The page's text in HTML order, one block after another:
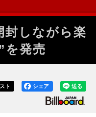
封しながら楽
を発売
送る
シェア
ト